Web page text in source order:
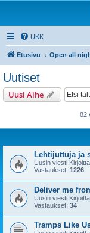
UKK
Etusivu Open all
Uutiset
Uusi Aihe
82
Lehtijuttuja ja
Uusin viesti
Vastaukset: 1226
Deliver me
Uusin viesti
Vastaukset: 34
Tramps Like